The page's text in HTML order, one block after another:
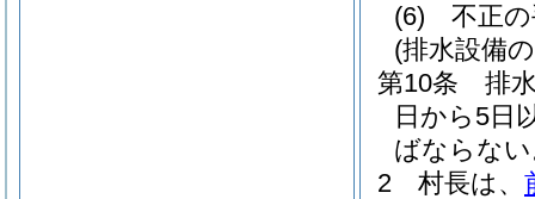
(6)
不正
(排水設備
第10条
排
日から5日
ばならな
2
村長は、